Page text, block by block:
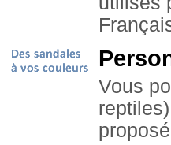
Vous